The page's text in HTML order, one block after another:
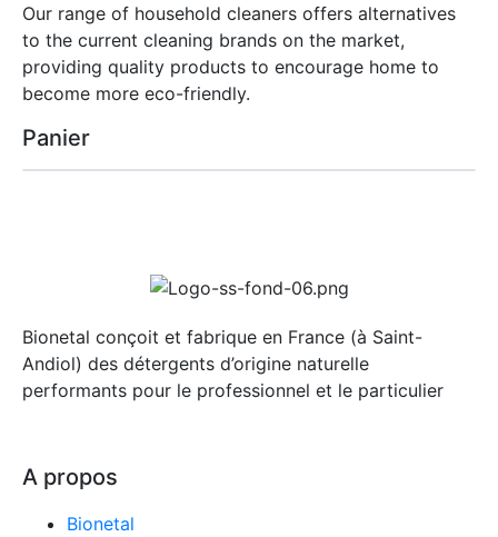
Our range of household cleaners offers alternatives
to the current cleaning brands on the market,
providing quality products to encourage home to
become more eco-friendly.
Panier
Bionetal conçoit et fabrique en France (à Saint-
Andiol) des détergents d’origine naturelle
performants pour le professionnel et le particulier
A propos
Bionetal